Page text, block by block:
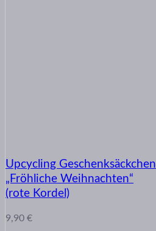
Upcycling Geschenksäckchen
„Fröhliche Weihnachten“
(rote Kordel)
9,90 €